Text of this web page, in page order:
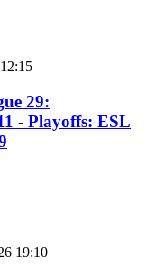
12:15
29:
- Playoffs: ESL
19:10